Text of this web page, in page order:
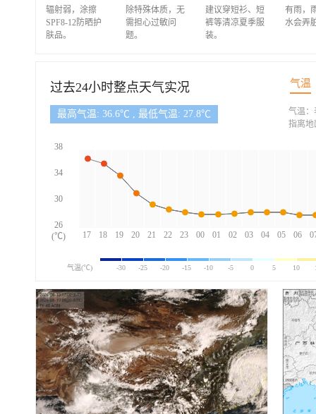
辐射弱，涂擦
SPF8-12防晒护
肤品。
除特殊体质，无
需担心过敏问
题。
建议穿短衫、短
裤等清凉夏季服
装。
有雨，
水会弄
过去24小时整点天气实况 气温
最高气温: 36.6℃ , 最低气温: 27.8℃
17 18 19 20 21 22 23 00 01 02 03 04 05 06
38
34
30
26
(℃)
气温：
指离地
气温(℃) -30 -25 -20 -15 -10 -5 0 5 10